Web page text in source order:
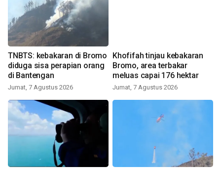
TNBTS: kebakaran di Bromo
diduga sisa perapian orang
di Bantengan
Jumat, 7 Agustus 2026
Khofifah tinjau kebakaran
Bromo, area terbakar
meluas capai 176 hektar
Jumat, 7 Agustus 2026